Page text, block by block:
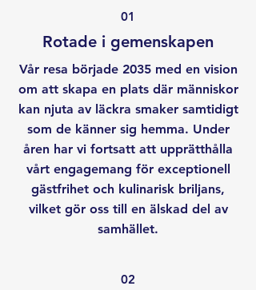
01
Rotade i gemenskapen
Vår resa började 2035 med en vision
om att skapa en plats där människor
kan njuta av läckra smaker samtidigt
som de känner sig hemma. Under
åren har vi fortsatt att upprätthålla
vårt engagemang för exceptionell
gästfrihet och kulinarisk briljans,
vilket gör oss till en älskad del av
samhället.
02